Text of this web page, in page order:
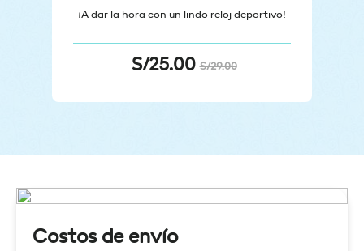
¡A dar la hora con un lindo reloj deportivo!
S/29.00
S/25.00
Costos de envío